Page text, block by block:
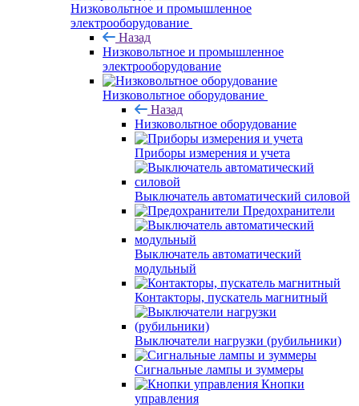
Низковольтное и промышленное
электрооборудование
Назад
Низковольтное и промышленное
электрооборудование
Низковольтное оборудование
Назад
Низковольтное оборудование
Приборы измерения и учета
Выключатель автоматический силовой
Предохранители
Выключатель автоматический
модульный
Контакторы, пускатель магнитный
Выключатели нагрузки (рубильники)
Сигнальные лампы и зуммеры
Кнопки
управления